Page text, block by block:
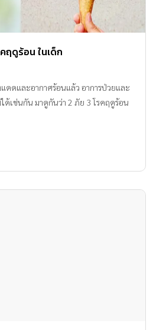
ฤดูร้อน ในเด็ก
ดดและอากาศร้อนแล้ว อาการป่วยและ
ด้เช่นกัน มาดูกันว่า 2 ภัย 3 โรคฤดูร้อน